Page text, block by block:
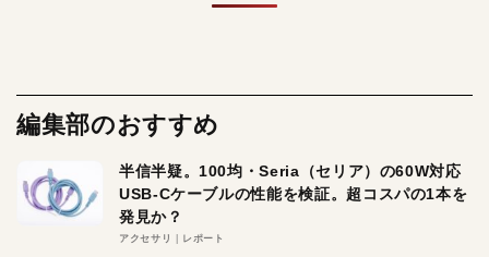
編集部のおすすめ
半信半疑。100均・Seria（セリア）の60W対応
USB-Cケーブルの性能を検証。超コスパの1本を
発見か？
アクセサリ レポート